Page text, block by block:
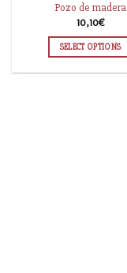
Pozo de madera
10,10€
SELECT OPTIONS